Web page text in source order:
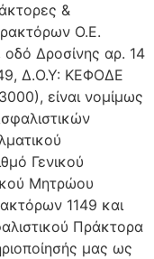
&
Ο.Ε.
οδό Δροσίνης αρ. 14
Δ.Ο.Υ: ΚΕΦΟΔΕ
είναι νομίμως
Γενικού
Μητρώου
1149 και
Πράκτορα
μας ως